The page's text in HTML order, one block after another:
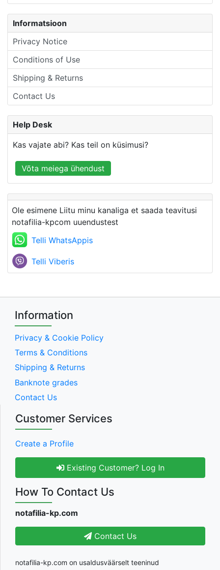
Informatsioon
Privacy Notice
Conditions of Use
Shipping & Returns
Contact Us
Help Desk
Kas vajate abi? Kas teil on küsimusi?
Võta meiega ühendust
Ole esimene Liitu minu kanaliga et saada teavitusi
notafilia-kpcom uuendustest
Telli WhatsAppis
Telli Viberis
Information
Privacy & Cookie Policy
Terms & Conditions
Shipping & Returns
Banknote grades
Contact Us
Customer Services
Create a Profile
Existing Customer? Log In
How To Contact Us
notafilia-kp.com
Contact Us
notafilia-kp.com on usaldusväärselt teeninud